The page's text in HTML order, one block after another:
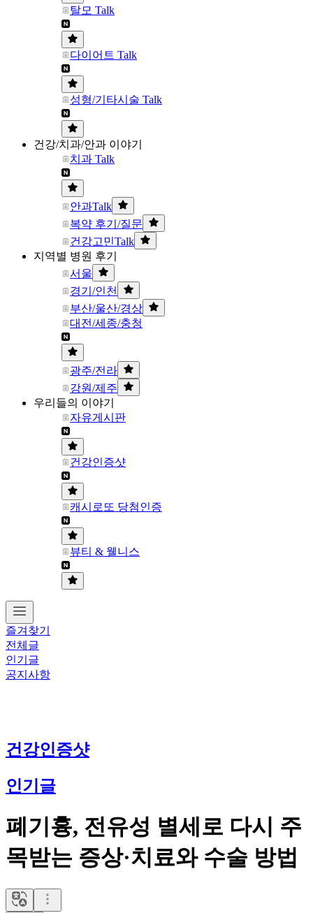
탈모 Talk
다이어트 Talk
성형/기타시술 Talk
건강/치과/안과 이야기
치과 Talk
안과Talk
복약 후기/질문
건강고민Talk
지역별 병원 후기
서울
경기/인천
부산/울산/경상
대전/세종/충청
광주/전라
강원/제주
우리들의 이야기
자유게시판
건강인증샷
캐시로또 당첨인증
뷰티 & 웰니스
즐겨찾기
전체글
인기글
공지사항
건강인증샷
인기글
폐기흉, 전유성 별세로 다시 주
목받는 증상·치료와 수술 방법